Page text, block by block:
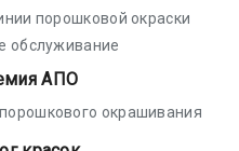
порошковой окраски
обслуживание
АПО
окрашивания